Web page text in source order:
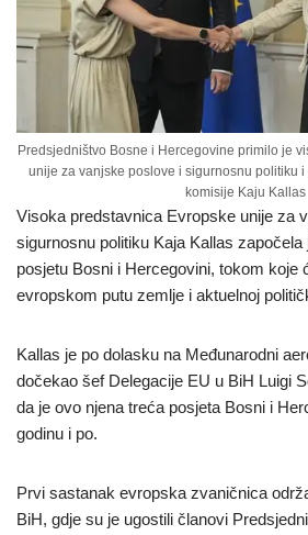
Predsjedništvo Bosne i Hercegovine primilo je
unije za vanjske poslove i sigurnosnu politiku
komisije Kaju Kallas
Visoka predstavnica Evropske unije za
sigurnosnu politiku Kaja Kallas
posjetu Bosni i Hercegovini, tokom koje
evropskom putu zemlje i aktuelnoj
Kallas je po dolasku na Međunarodni
dočekao šef Delegacije EU u BiH Luigi
da je ovo njena treća posjeta Bosni i
godinu i po.
Prvi sastanak evropska zvaničnica
BiH, gdje su je ugostili članovi